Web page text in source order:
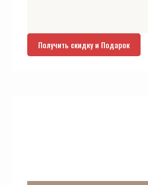
Получить скидку и Подарок